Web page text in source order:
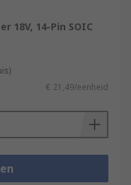
18V, 14-Pin SOIC
€ 21,49/eenheid